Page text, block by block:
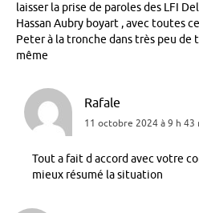
laisser la prise de paroles des LFI
Hassan Aubry boyart , avec toutes
Peter à la tronche dans très peu de
même
Rafale
11 octobre 2024 à 9 h 43
Tout a fait d accord avec votre
mieux résumé la situation